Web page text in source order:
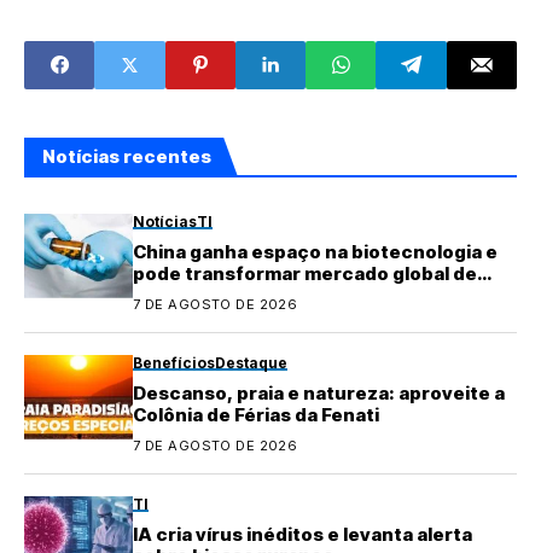
Notícias recentes
NotíciasTI
China ganha espaço na biotecnologia e
pode transformar mercado global de
medicamentos
7 DE AGOSTO DE 2026
BenefíciosDestaque
Descanso, praia e natureza: aproveite a
Colônia de Férias da Fenati
7 DE AGOSTO DE 2026
TI
IA cria vírus inéditos e levanta alerta